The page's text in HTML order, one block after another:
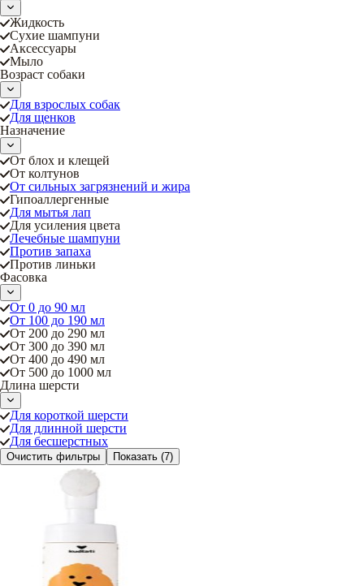
Жидкость
Сухие шампуни
Аксессуары
Мыло
Возраст собаки
Для взрослых собак
Для щенков
Назначение
От блох и клещей
От колтунов
От сильных загрязнений и жира
Гипоаллергенные
Для мытья лап
Для усиления цвета
Лечебные шампуни
Против запаха
Против линьки
Фасовка
От 0 до 90 мл
От 100 до 190 мл
От 200 до 290 мл
От 300 до 390 мл
От 400 до 490 мл
От 500 до 1000 мл
Длина шерсти
Для короткой шерсти
Для длинной шерсти
Для бесшерстных
Очистить фильтры Показать (7)